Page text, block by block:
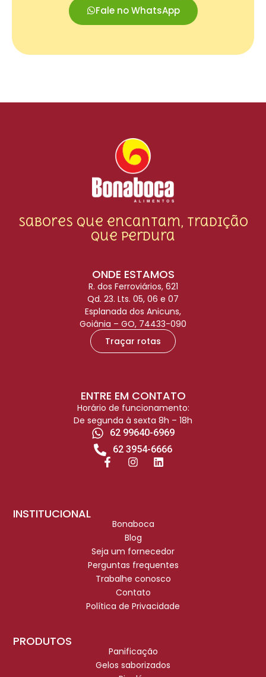
Fale no WhatsApp
Sabores que encantam, tradição
que perdura
ONDE ESTAMOS
R. dos Ferroviários, 621
Qd. 23. Lts. 05, 06 e 07
Esplanada dos Anicuns,
Goiânia – GO, 74433-090
Traçar rotas
INSTITUCIONAL
Bonaboca
Blog
Seja um fornecedor
Perguntas frequentes
Trabalhe conosco
Contato
Política de Privacidade
PRODUTOS
Panificação
Gelos saborizados
ENTRE EM CONTATO
Horário de funcionamento:
De segunda à sexta 8h – 18h
62 99640-6969
62 3954-6666